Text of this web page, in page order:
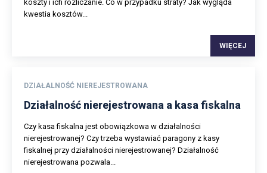
koszty i ich rozliczanie. Co w przypadku straty? Jak wygląda
kwestia kosztów...
WIĘCEJ
DZIAŁALNOŚĆ NIEREJESTROWANA
Działalność nierejestrowana a kasa fiskalna
Czy kasa fiskalna jest obowiązkowa w działalności
nierejestrowanej? Czy trzeba wystawiać paragony z kasy
fiskalnej przy działalności nierejestrowanej? Działalność
nierejestrowana pozwala...